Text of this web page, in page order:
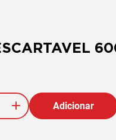
Adicionar